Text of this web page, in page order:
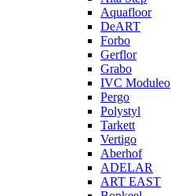
Aquafloor
DeART
Forbo
Gerflor
Grabo
IVC Moduleo
Pergo
Polystyl
Tarkett
Vertigo
Aberhof
ADELAR
ART EAST